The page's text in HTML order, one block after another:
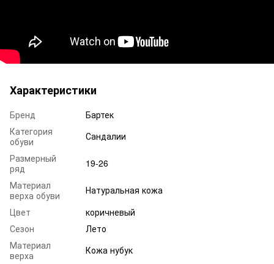
Характеристики
Бренд
Бартек
Категория
обуви
Сандалии
Размерный
ряд
19-26
Материал
верха обуви
Натуральная кожа
Цвет
коричневый
Сезон
Лето
Материал
верха
Кожа нубук